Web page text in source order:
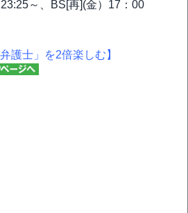
～、BS[再](金）17：00
護士」を2倍楽しむ】